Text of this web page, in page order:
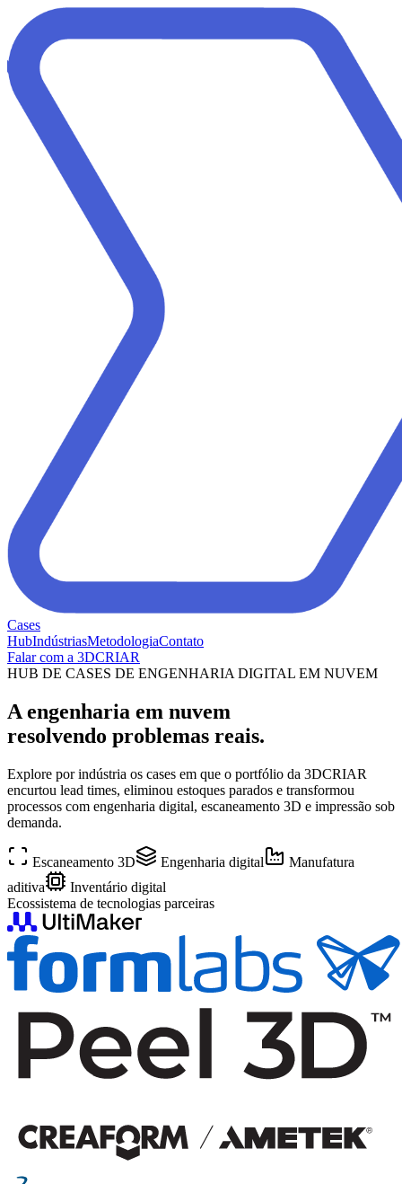
Cases
HubIndústriasMetodologiaContato
Falar com a 3DCRIAR
HUB DE CASES DE ENGENHARIA DIGITAL EM NUVEM
A engenharia em nuvem
resolvendo problemas reais.
Explore por indústria os cases em que o portfólio da 3DCRIAR
encurtou lead times, eliminou estoques parados e transformou
processos com engenharia digital, escaneamento 3D e impressão sob
demanda.
Escaneamento 3D Engenharia digital
Manufatura
aditiva
Inventário digital
Ecossistema de tecnologias parceiras